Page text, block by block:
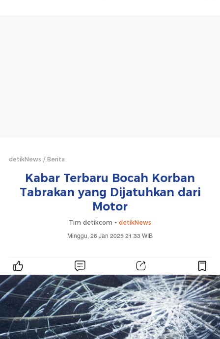
detikNews Berita
Kabar Terbaru Bocah Korban
Tabrakan yang Dijatuhkan dari
Motor
Tim detikcom - detikNews
Minggu, 26 Jan 2025 21:33 WIB